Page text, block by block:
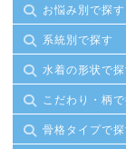
お悩み別で探す
系統別で探す
水着の形状で探
こだわり・柄
骨格タイプで探